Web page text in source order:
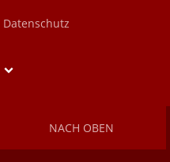
Datenschutz
NACH OBEN